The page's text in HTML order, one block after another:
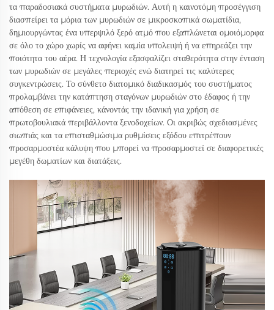
τα παραδοσιακά συστήματα μυρωδιών. Αυτή η καινοτόμη προσέγγιση
διασπείρει τα μόρια των μυρωδιών σε μικροσκοπικά σωματίδια,
δημιουργώντας ένα υπερψιλό ξερό ατμό που εξαπλώνεται ομοιόμορφα
σε όλο το χώρο χωρίς να αφήνει καμία υπολειψή ή να επηρεάζει την
ποιότητα του αέρα. Η τεχνολογία εξασφαλίζει σταθερότητα στην ένταση
των μυρωδιών σε μεγάλες περιοχές ενώ διατηρεί τις καλύτερες
συγκεντρώσεις. Το σύνθετο διατομικό διαδικασμός του συστήματος
προλαμβάνει την κατάπτηση σταγόνων μυρωδιών στο έδαφος ή την
απόθεση σε επιφάνειες, κάνοντάς την ιδανική για χρήση σε
πρωτοβουλιακά περιβάλλοντα ξενοδοχείων. Οι ακριβώς σχεδιασμένες
σιωπιάς και τα επισταθμώσιμα ρυθμίσεις εξόδου επιτρέπουν
προσαρμοστέα κάλυψη που μπορεί να προσαρμοστεί σε διαφορετικές
μεγέθη δωματίων και διατάξεις.